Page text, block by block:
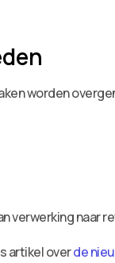
worden
verwerking naar
artikel overde